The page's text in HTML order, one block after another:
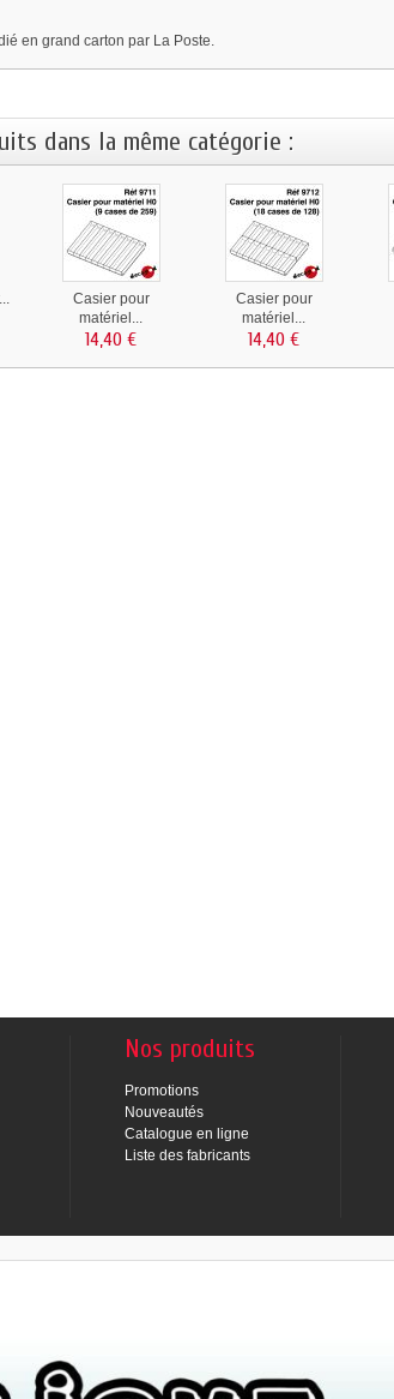
en grand carton par La Poste.
dans la même catégorie :
Casier pour
matériel...
14,40 €
Casier pour
matériel...
14,40 €
Nos produits
Promotions
Nouveautés
Catalogue en ligne
Liste des fabricants